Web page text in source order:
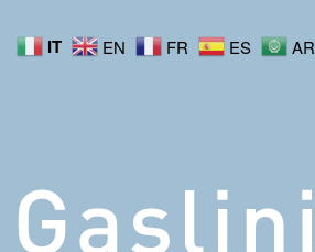
IT EN FR ES AR